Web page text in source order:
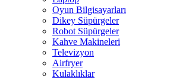
Oyun Bilgisayarları
Dikey Süpürgeler
Robot Süpürgeler
Kahve Makineleri
Televizyon
Airfryer
Kulaklıklar